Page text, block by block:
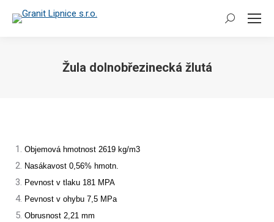
Search:
Žula dolnobřezinecká žlutá
Objemová hmotnost 2619 kg/m3
Nasákavost 0,56% hmotn.
Pevnost v tlaku 181 MPA
Pevnost v ohybu 7,5 MPa
Obrusnost 2,21 mm